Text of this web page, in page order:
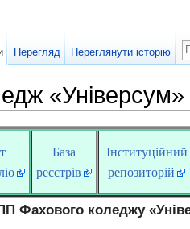
«Універсум»
База
реєстрів
Інституційний
репозиторій
Фахового коледжу
Перегляд Переглянути історію